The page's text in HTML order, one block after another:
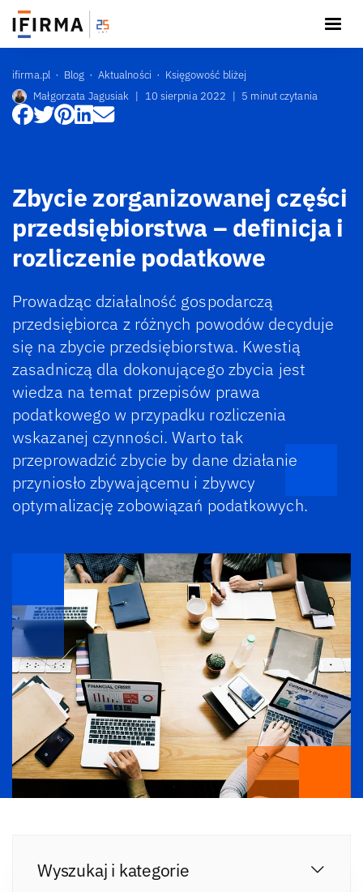
ifirma.pl Blog Aktualności
Księgowość bliżej
Małgorzata Jagusiak | 10 sierpnia 2022 | 5 minut czytania
Zbycie zorganizowanej części
przedsiębiorstwa – definicja i
rozliczenie podatkowe
Prowadząc działalność gospodarczą
przedsiębiorca z różnych powodów decyduje
się na zbycie przedsiębiorstwa. Kwestią
zasadniczą dla dokonującego zbycia jest
wiedza na temat przepisów prawa
podatkowego w przypadku rozliczenia
wskazanej czynności. Warto tak
przeprowadzić zbycie by dane działanie
przyniosło zbywającemu i zbywcy
optymalizację zobowiązań podatkowych.
Wyszukaj i kategorie